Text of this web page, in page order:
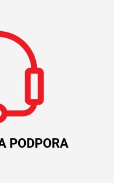
PODPORA